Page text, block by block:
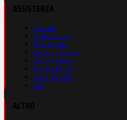
Contatti
La Redazione
Nota Legale
Gestione Cookie
Cookie Policy
Privacy Policy
Cond. Generali
Faq